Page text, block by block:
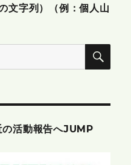
文字列）（例：個人山
検
の活動報告へJUMP